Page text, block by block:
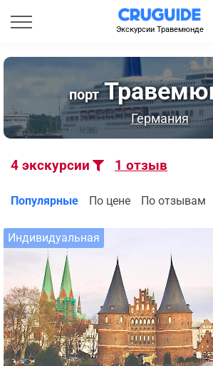
Экскурсии Травемюнде
порт
Германия
4 экскурсии 1 отзыв
Популярные По цене По отзывам
Индивидуальная